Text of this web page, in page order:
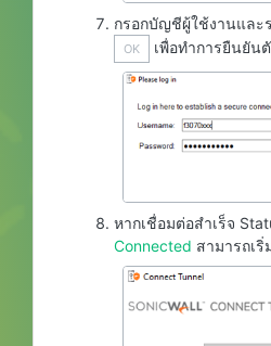
กรอกบัญชีผู้ใช้งานและ
OK เพื่อทำการยืนยัน
หากเชื่อมต่อสำเร็จ
Connected สามารถเ